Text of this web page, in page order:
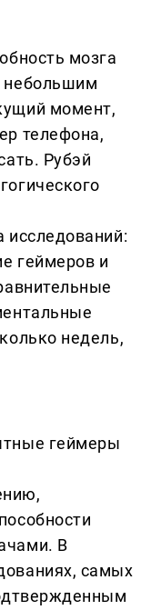
мозга
небольшим
момент,
телефона,
Рубэй
исследований:
геймеров и
недель,
геймеры
В
самых